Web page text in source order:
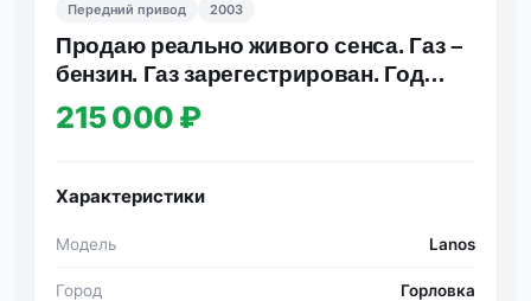
Передний привод 2003
Продаю реально живого сенса. Газ –
бензин. Газ зарегестрирован. Год
выпуска 2003. Каждый д…
215 000 ₽
Характеристики
Модель Lanos
Город Горловка